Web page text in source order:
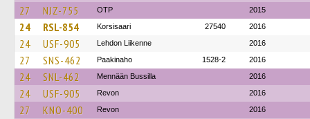
27 NJZ-755 OTP 2015
24 RSL-854 Korsisaari 27540 2016
24 USF-905 Lehdon Liikenne 2016
27 SNS-462 Paakinaho 1528-2 2016
24 SNL-462 Mennään Bussilla 2016
24 USF-905 Revon 2016
27 KNO-400 Revon 2016